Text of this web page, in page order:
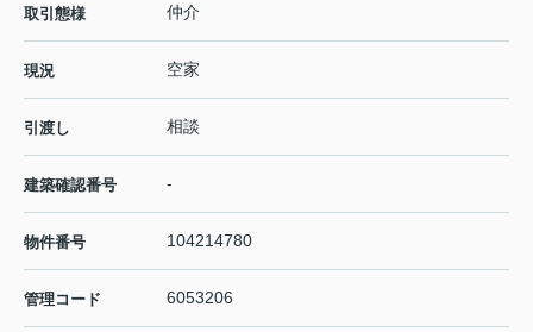
取引態様 仲介
現況 空家
引渡し 相談
建築確認番号 -
物件番号 104214780
管理コード 6053206